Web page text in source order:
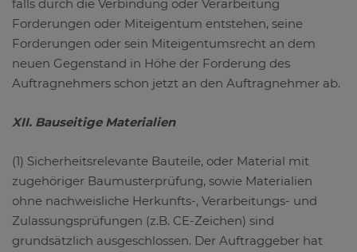
falls durch die Verbindung oder Verarbeitung
Forderungen oder Miteigentum entstehen, seine
Forderungen oder sein Miteigentumsrecht an dem
neuen Gegenstand in Höhe der Forderung des
Auftragnehmers schon jetzt an den Auftragnehmer ab.
XII. Bauseitige Materialien
(1) Sicherheitsrelevante Bauteile, oder Material mit
zugehöriger Baumusterprüfung, sowie Materialien
ohne nachweisliche Herkunfts-, Verarbeitungs- und
Zulassungsprüfungen (z.B. CE-Zeichen) sind
grundsätzlich ausgeschlossen. Der Auftraggeber hat